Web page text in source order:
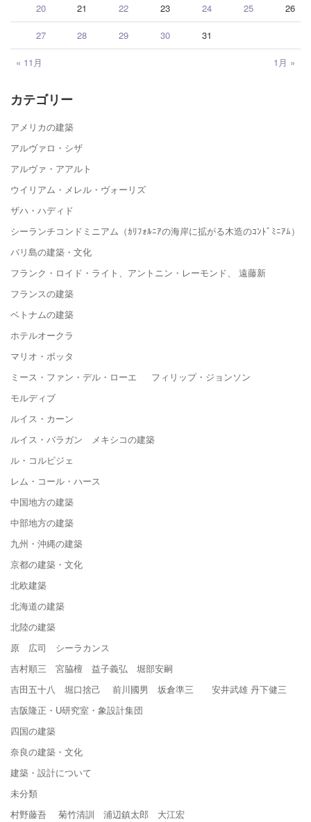
« 11月 1月 »
20 21 22 23 24 25 26
27 28 29 30 31
カテゴリー
アメリカの建築
アルヴァロ・シザ
アルヴァ・アアルト
ウイリアム・メレル・ヴォーリズ
ザハ・ハディド
シーランチコンドミニアム（ｶﾘﾌｫﾙﾆｱの海岸に拡がる木造のｺﾝﾄﾞﾐﾆｱﾑ）
バリ島の建築・文化
フランク・ロイド・ライト、アントニン・レーモンド、 遠藤新
フランスの建築
ベトナムの建築
ホテルオークラ
マリオ・ボッタ
ミース・ファン・デル・ローエ フィリップ・ジョンソン
モルディブ
ルイス・カーン
ルイス・バラガン メキシコの建築
ル・コルビジェ
レム・コール・ハース
中国地方の建築
中部地方の建築
九州・沖縄の建築
京都の建築・文化
北欧建築
北海道の建築
北陸の建築
原 広司 シーラカンス
吉村順三 宮脇檀 益子義弘 堀部安嗣
吉田五十八 堀口捨己 前川國男 坂倉準三 安井武雄 丹下健三
吉阪隆正・U研究室・象設計集団
四国の建築
奈良の建築・文化
建築・設計について
未分類
村野藤吾 菊竹清訓 浦辺鎮太郎 大江宏